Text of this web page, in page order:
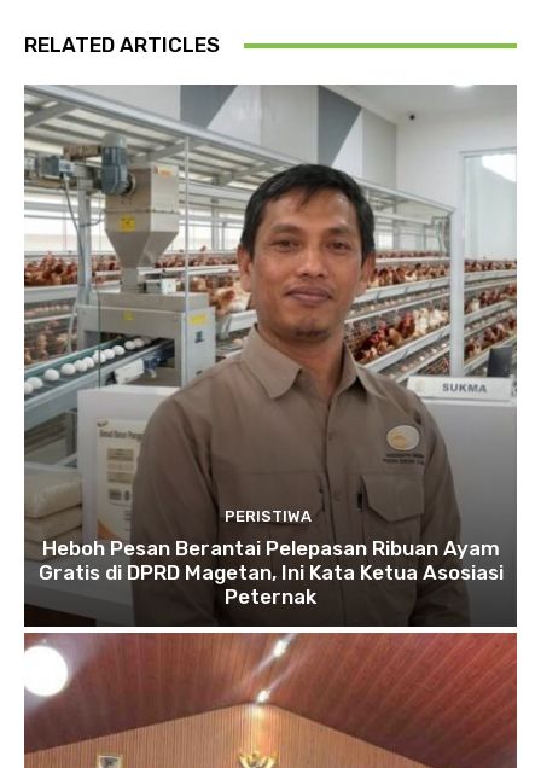
RELATED ARTICLES
PERISTIWA
Heboh Pesan Berantai Pelepasan Ribuan Ayam
Gratis di DPRD Magetan, Ini Kata Ketua Asosiasi
Peternak